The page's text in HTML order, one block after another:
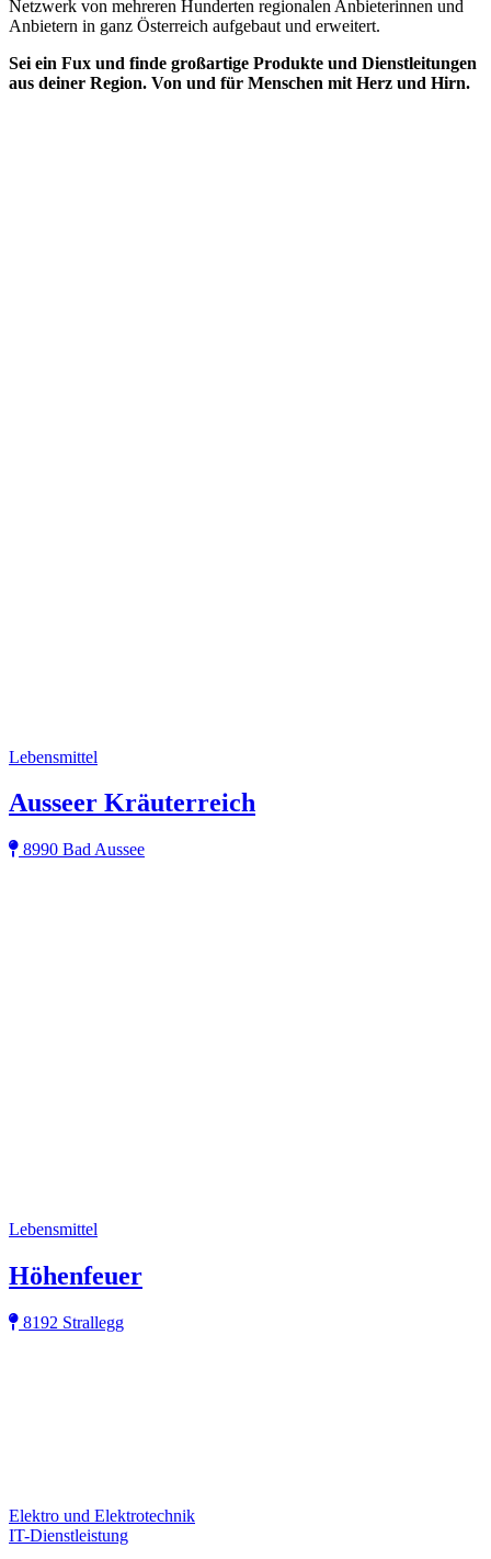
Netzwerk von mehreren Hunderten regionalen Anbieterinnen und
Anbietern in ganz Österreich aufgebaut und erweitert.
Sei ein Fux und finde großartige Produkte und Dienstleitungen
aus deiner Region. Von und für Menschen mit Herz und Hirn.
Lebensmittel
Ausseer Kräuterreich
8990 Bad Aussee
Lebensmittel
Höhenfeuer
8192 Strallegg
Elektro und Elektrotechnik
IT-Dienstleistung